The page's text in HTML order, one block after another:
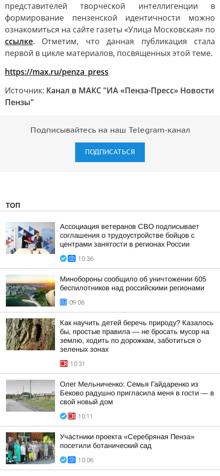
представителей творческой интеллигенции в
формирование пензенской идентичности можно
ознакомиться на сайте газеты «Улица Московская» по
ссылке. Отметим, что данная публикация стала
первой в цикле материалов, посвященных этой теме.
https://max.ru/penza_press
Источник: Канал в МАКС "ИА «Пенза-Пресс» Новости
Пензы"
Подписывайтесь на наш Telegram-канал
ПОДПИСАТЬСЯ
ТОП
Ассоциация ветеранов СВО подписывает
соглашения о трудоустройстве бойцов с
центрами занятости в регионах России
10:36
Минобороны сообщило об уничтожении 605
беспилотников над российскими регионами
09:06
Как научить детей беречь природу? Казалось
бы, простые правила — не бросать мусор на
землю, ходить по дорожкам, заботиться о
зеленых зонах
10:31
Олег Мельниченко: Семья Гайдаренко из
Беково радушно пригласила меня в гости — в
свой новый дом
10:11
Участники проекта «Серебряная Пенза»
посетили ботанический сад
10:06